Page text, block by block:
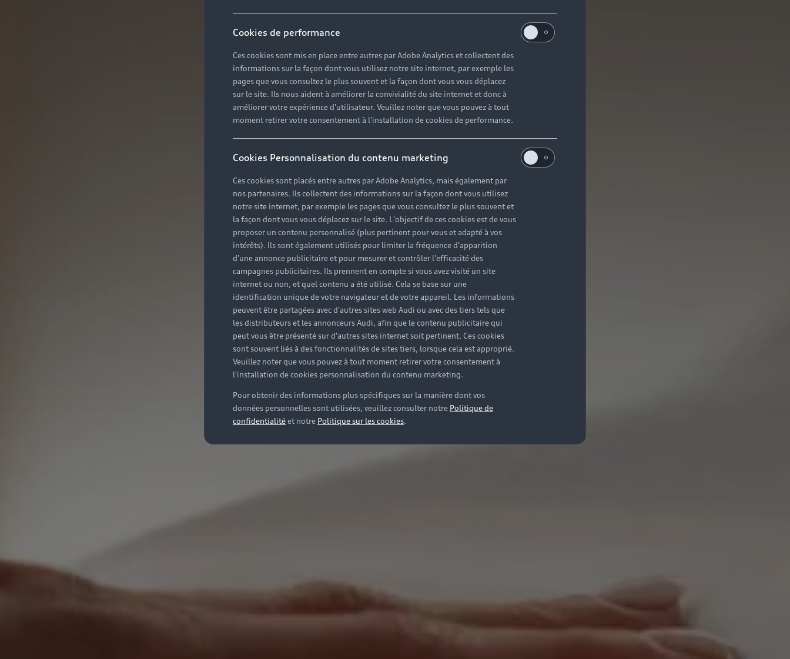
Cookies de performance
Ces cookies sont mis en place entre autres par Adobe Analytics et collectent des
informations sur la façon dont vous utilisez notre site internet, par exemple les
pages que vous consultez le plus souvent et la façon dont vous vous déplacez
sur le site. Ils nous aident à améliorer la convivialité du site internet et donc à
améliorer votre expérience d'utilisateur. Veuillez noter que vous pouvez à tout
moment retirer votre consentement à l'installation de cookies de performance.
Cookies Personnalisation du contenu marketing
Ces cookies sont placés entre autres par Adobe Analytics, mais également par
nos partenaires. Ils collectent des informations sur la façon dont vous utilisez
notre site internet, par exemple les pages que vous consultez le plus souvent et
la façon dont vous vous déplacez sur le site. L'objectif de ces cookies est de vous
proposer un contenu personnalisé (plus pertinent pour vous et adapté à vos
intérêts). Ils sont également utilisés pour limiter la fréquence d'apparition
d'une annonce publicitaire et pour mesurer et contrôler l'efficacité des
campagnes publicitaires. Ils prennent en compte si vous avez visité un site
internet ou non, et quel contenu a été utilisé. Cela se base sur une
identification unique de votre navigateur et de votre appareil. Les informations
peuvent être partagées avec d'autres sites web Audi ou avec des tiers tels que
les distributeurs et les annonceurs Audi, afin que le contenu publicitaire qui
peut vous être présenté sur d'autres sites internet soit pertinent. Ces cookies
sont souvent liés à des fonctionnalités de sites tiers, lorsque cela est approprié.
Veuillez noter que vous pouvez à tout moment retirer votre consentement à
l'installation de cookies personnalisation du contenu marketing.
Pour obtenir des informations plus spécifiques sur la manière dont vos
données personnelles sont utilisées, veuillez consulter notre Politique de
confidentialitéet notre Politique sur les cookies.